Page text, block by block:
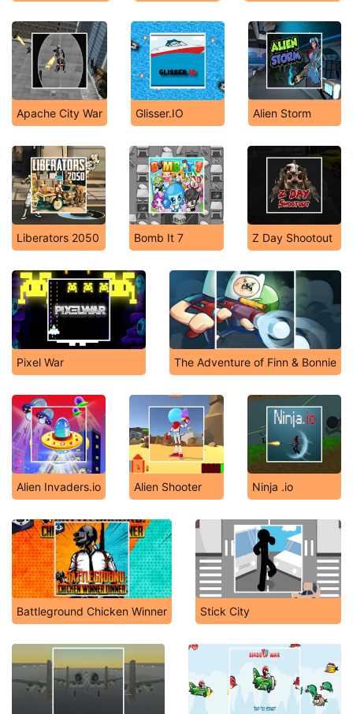
Apache City War Glisser.IO Alien Storm
Liberators 2050 Bomb It 7 Z Day Shootout
Pixel War The Adventure of Finn & Bonnie
Alien Invaders.io Alien Shooter Ninja .io
Battleground Chicken Winner Stick City